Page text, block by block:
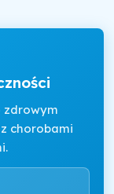
zdrowym
chorobami